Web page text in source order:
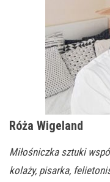
Róża Wigeland
Miłośniczka sztuki
kolaży, pisarka,